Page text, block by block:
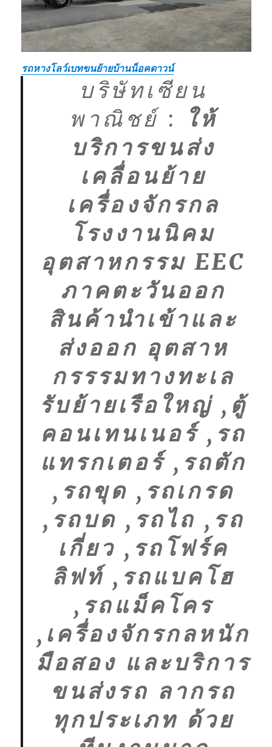
รถหางโลว์เบทขนย้ายบ้านน็อคดาวน์
บริษัทเซียน
พาณิชย์ :
ให้
บริการขนส่ง
เคลื่อนย้าย
เครื่องจักรกล
โรงงานนิคม
อุตสาหกรรม EEC
ภาคตะวันออก
สินค้านำเข้าและ
ส่งออก อุตสาห
กรรรมทางทะเล
รับย้ายเรือใหญ่ ,ตู้
คอนเทนเนอร์ ,รถ
แทรกเตอร์ ,รถตัก
,รถขุด ,รถเกรด
,รถบด ,รถไถ ,รถ
เกี่ยว ,รถโฟร์ค
ลิฟท์ ,รถแบคโฮ
,รถแม็คโคร
,เครื่องจักรกลหนัก
มือสอง และบริการ
ขนส่งรถ ลากรถ
ทุกประเภท ด้วย